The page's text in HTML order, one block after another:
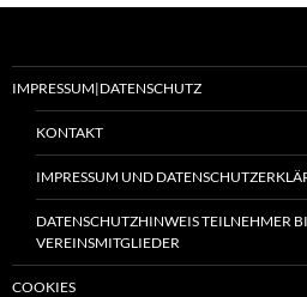
IMPRESSUM|DATENSCHUTZ
KONTAKT
IMPRESSUM UND
DATENSCHUTZHINWEIS TEILNEHMER
VEREINSMITGLIEDER
COOKIES